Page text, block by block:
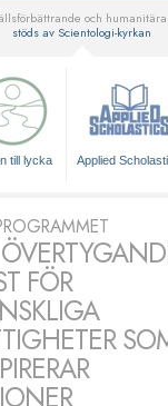
och
stöds av Scientologi-kyrkan
till lycka Applied
FÖR